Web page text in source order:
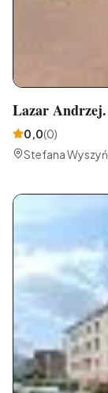
Lazar
0,0(0)
Stefana